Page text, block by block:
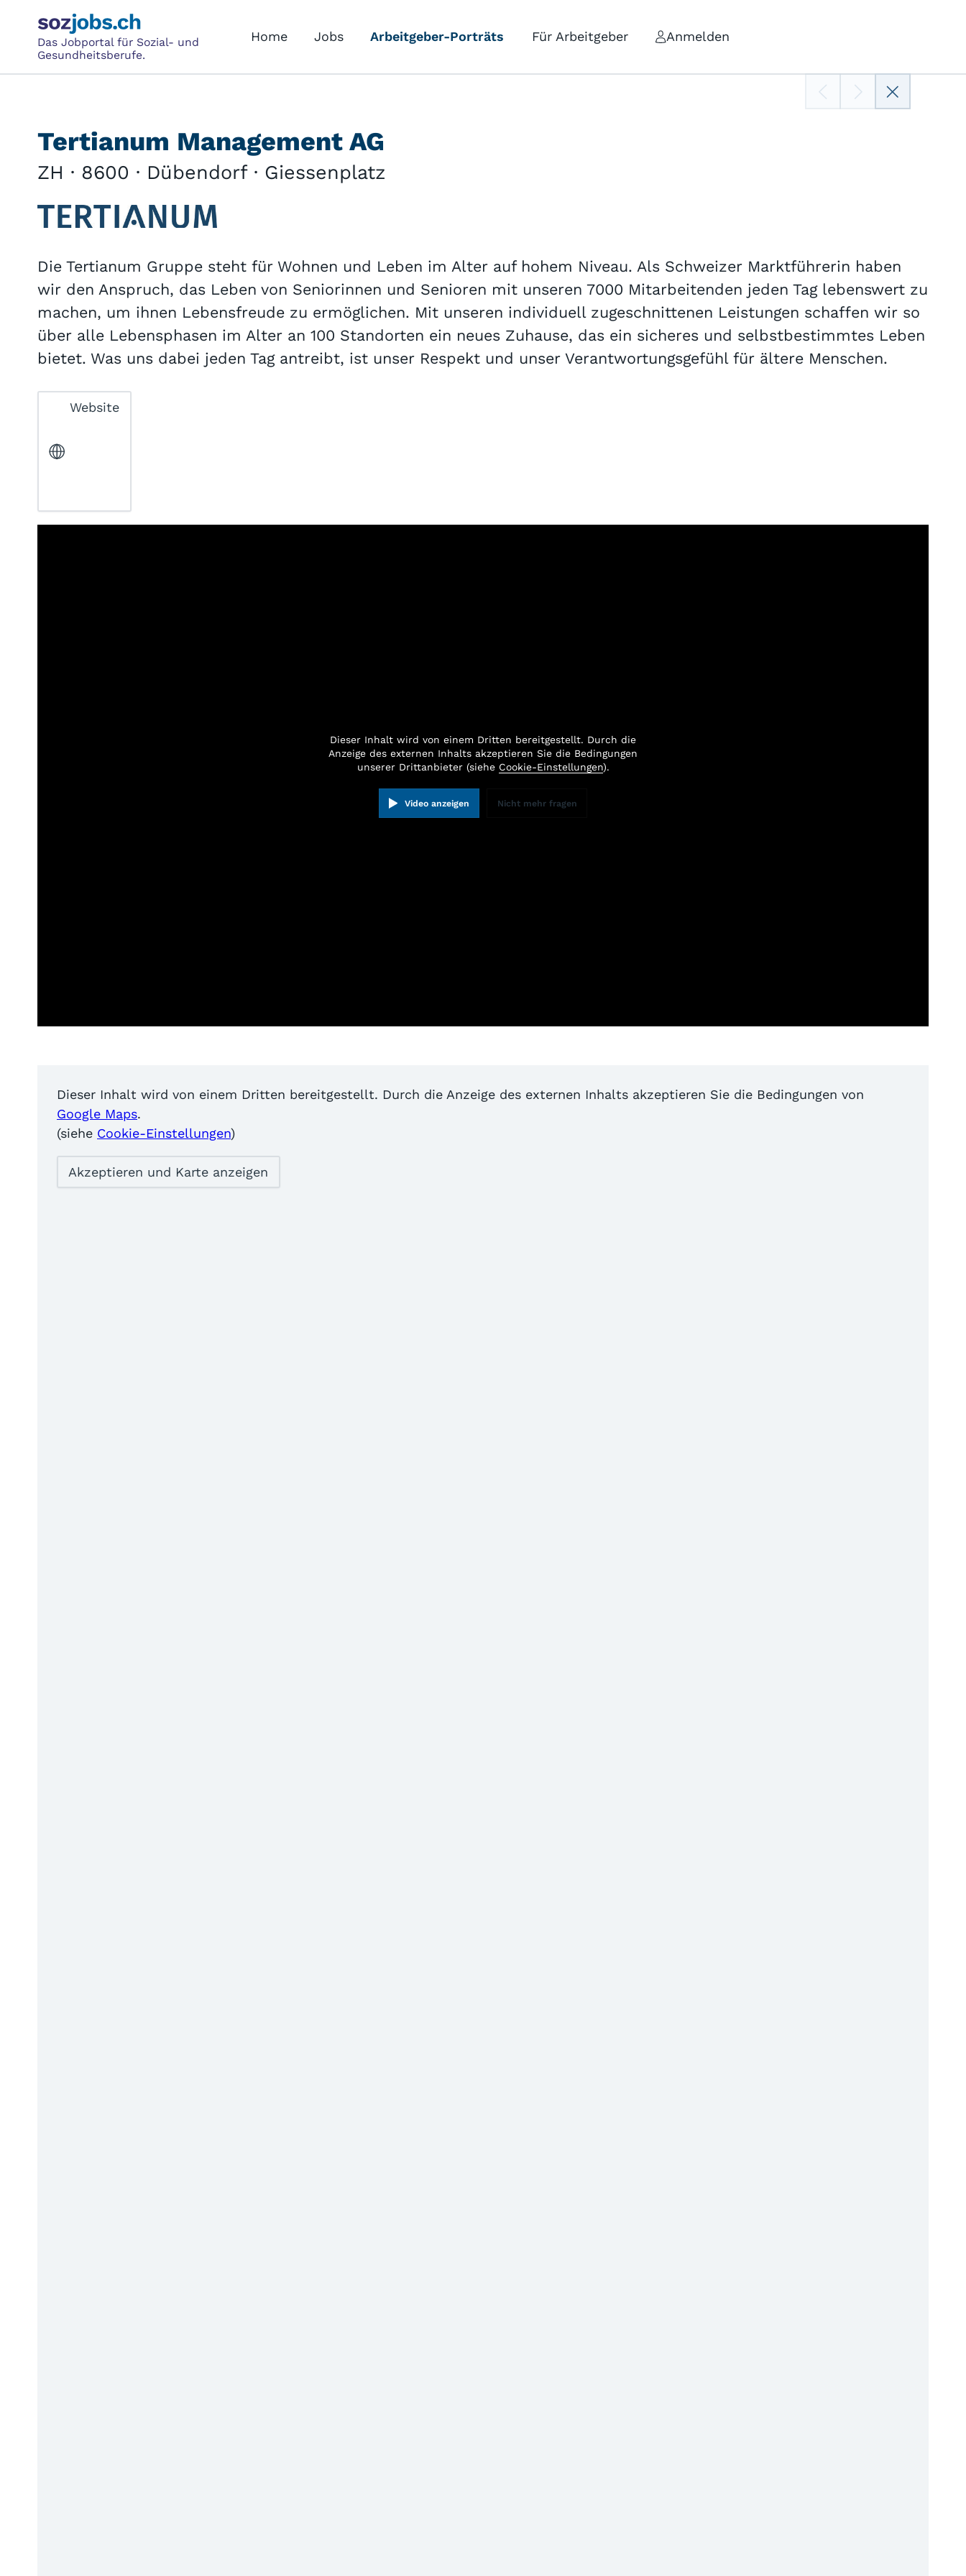
Das Jobportal für Sozial- und
Gesundheitsberufe.
Home Jobs Arbeitgeber-Porträts Für Arbeitgeber Anmelden
Tertianum Management AG
ZH · 8600 · Dübendorf · Giessenplatz
Die Tertianum Gruppe steht für Wohnen und Leben im Alter auf hohem Niveau. Als Schweizer Marktführerin haben
wir den Anspruch, das Leben von Seniorinnen und Senioren mit unseren 7000 Mitarbeitenden jeden Tag lebenswert zu
machen, um ihnen Lebensfreude zu ermöglichen. Mit unseren individuell zugeschnittenen Leistungen schaffen wir so
über alle Lebensphasen im Alter an 100 Standorten ein neues Zuhause, das ein sicheres und selbstbestimmtes Leben
bietet. Was uns dabei jeden Tag antreibt, ist unser Respekt und unser Verantwortungsgefühl für ältere Menschen.
Website
Dieser Inhalt wird von einem Dritten bereitgestellt. Durch die
Anzeige des externen Inhalts akzeptieren Sie die Bedingungen
unserer Drittanbieter (siehe Cookie-Einstellungen).
Video anzeigen Nicht mehr fragen
Dieser Inhalt wird von einem Dritten bereitgestellt. Durch die Anzeige des externen Inhalts akzeptieren Sie die Bedingungen von
Google Maps.
(siehe Cookie-Einstellungen)
Akzeptieren und Karte anzeigen